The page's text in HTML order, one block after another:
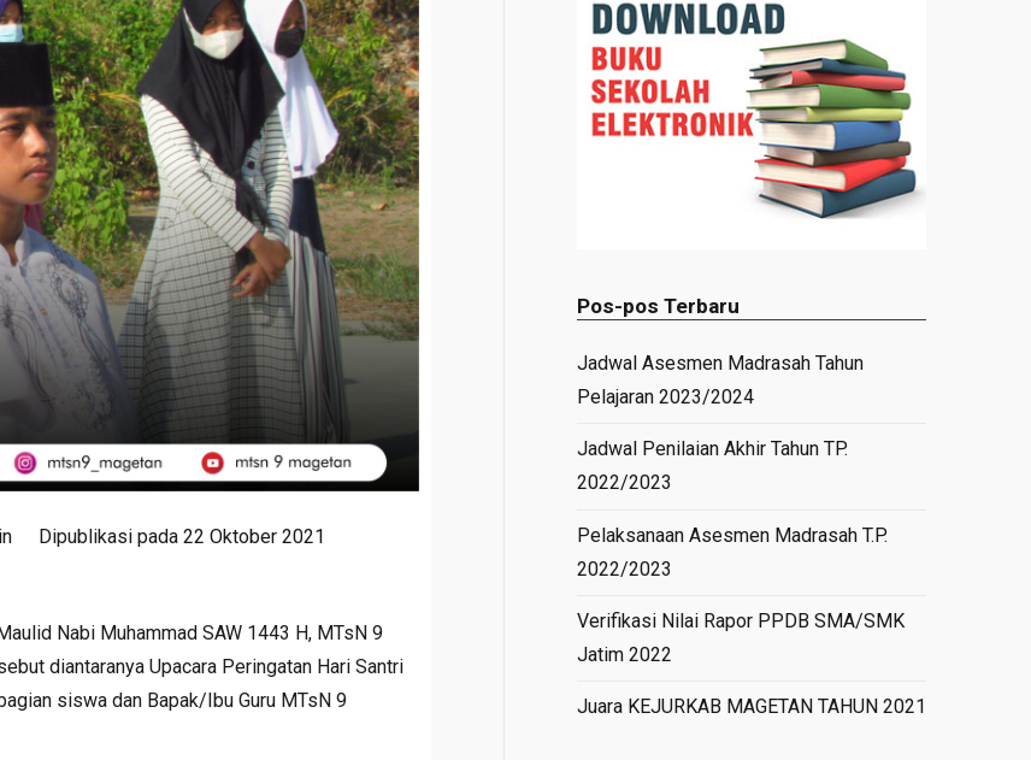
Dipublikasi pada 22 Oktober 2021
Nabi Muhammad SAW 1443 H, MTsN 9
diantaranya Upacara Peringatan Hari Santri
siswa dan Bapak/Ibu Guru MTsN 9
Pos-pos Terbaru
Jadwal Asesmen Madrasah Tahun
Pelajaran 2023/2024
Jadwal Penilaian Akhir Tahun TP.
2022/2023
Pelaksanaan Asesmen Madrasah T.P.
2022/2023
Verifikasi Nilai Rapor PPDB SMA/SMK
Jatim 2022
Juara KEJURKAB MAGETAN TAHUN 2021